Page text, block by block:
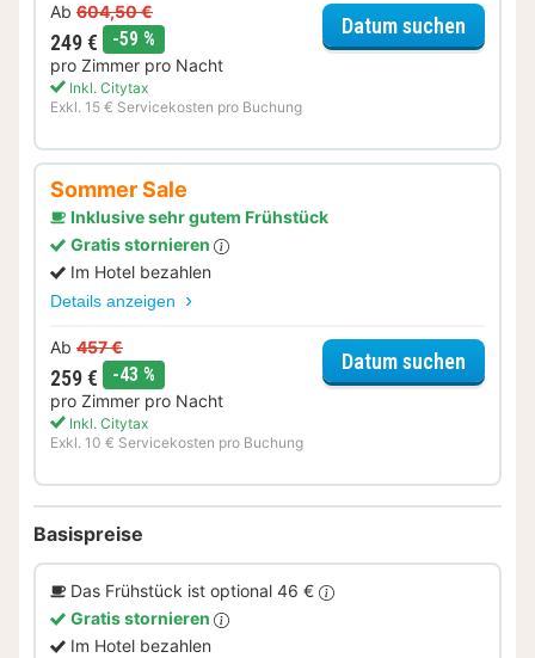
Ab 604,50 €
249 € -59 %
pro Zimmer pro Nacht
Inkl. Citytax
Exkl. 15 € Servicekosten pro Buchung
Datum suchen
Sommer Sale
Inklusive sehr gutem Frühstück
Gratis stornieren
Im Hotel bezahlen
Details anzeigen
Ab 457 €
259 € -43 %
pro Zimmer pro Nacht
Inkl. Citytax
Exkl. 10 € Servicekosten pro Buchung
Datum suchen
Basispreise
Das Frühstück ist optional 46 €
Gratis stornieren
Im Hotel bezahlen